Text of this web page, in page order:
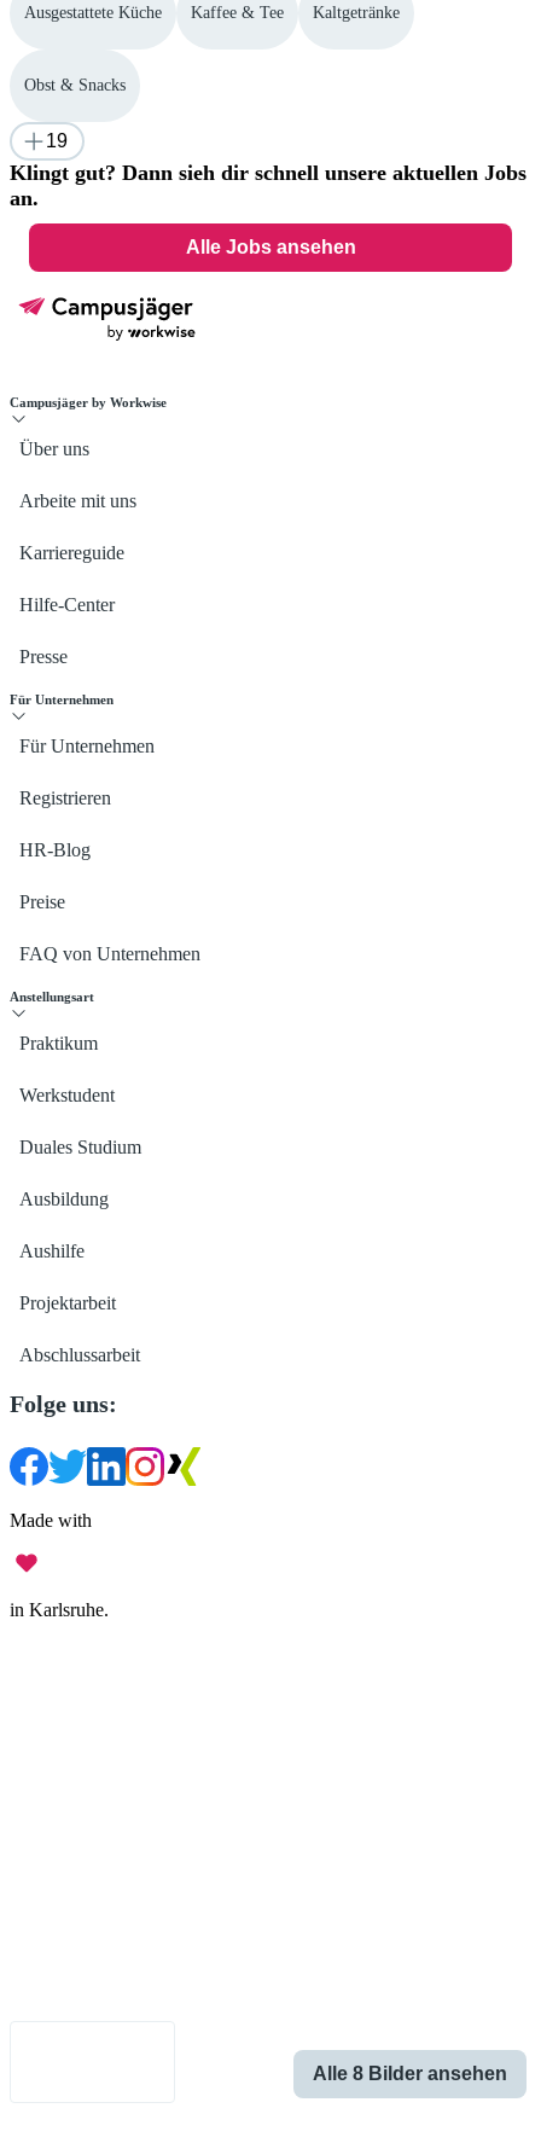
Alle 8 Bilder ansehen
Ausgestattete Küche Kaffee & Tee Kaltgetränke
Obst & Snacks
19
Klingt gut? Dann sieh dir schnell unsere aktuellen Jobs
an.
Alle Jobs ansehen
Campusjäger by Workwise
Über uns
Arbeite mit uns
Karriereguide
Hilfe-Center
Presse
Für Unternehmen
Für Unternehmen
Registrieren
HR-Blog
Preise
FAQ von Unternehmen
Anstellungsart
Praktikum
Werkstudent
Duales Studium
Ausbildung
Aushilfe
Projektarbeit
Abschlussarbeit
Folge uns:
Made with
in Karlsruhe.